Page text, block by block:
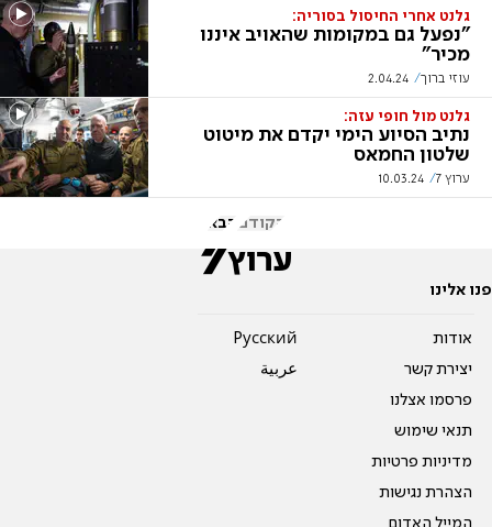
גלנט אחרי החיסול בסוריה:
"נפעל גם במקומות שהאויב איננו
מכיר"
עוזי ברוך 2.04.24
‏גלנט מול חופי עזה:
נתיב הסיוע הימי יקדם את מיטוט
שלטון החמאס
ערוץ 7 10.03.24
הקודם הבא
פנו אלינו
אודות
יצירת קשר
פרסמו אצלנו
תנאי שימוש
מדיניות פרטיות
הצהרת נגישות
המייל האדום
Pусский
عربية